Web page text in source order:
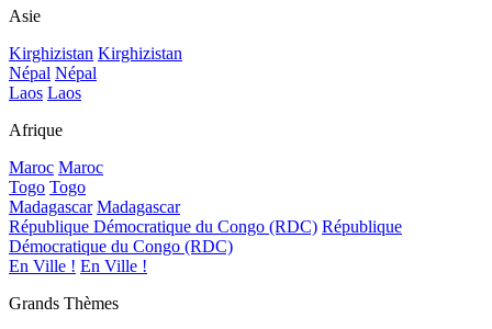
Asie
Kirghizistan Kirghizistan
Népal Népal
Laos Laos
Afrique
Maroc Maroc
Togo Togo
Madagascar Madagascar
République Démocratique du Congo (RDC) République
Démocratique du Congo (RDC)
En Ville ! En Ville !
Grands Thèmes